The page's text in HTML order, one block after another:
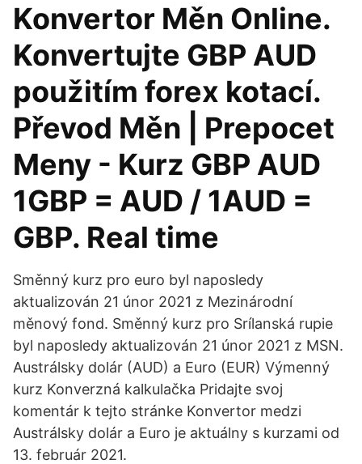
Konvertor Měn Online.
Konvertujte GBP AUD
použitím forex kotací.
Převod Měn | Prepocet
Meny - Kurz GBP AUD
1GBP = AUD / 1AUD =
GBP. Real time
Směnný kurz pro euro byl naposledy
aktualizován 21 únor 2021 z Mezinárodní
měnový fond. Směnný kurz pro Srílanská rupie
byl naposledy aktualizován 21 únor 2021 z MSN.
Austrálsky dolár (AUD) a Euro (EUR) Výmenný
kurz Konverzná kalkulačka Pridajte svoj
komentár k tejto stránke Konvertor medzi
Austrálsky dolár a Euro je aktuálny s kurzami od
13. február 2021.